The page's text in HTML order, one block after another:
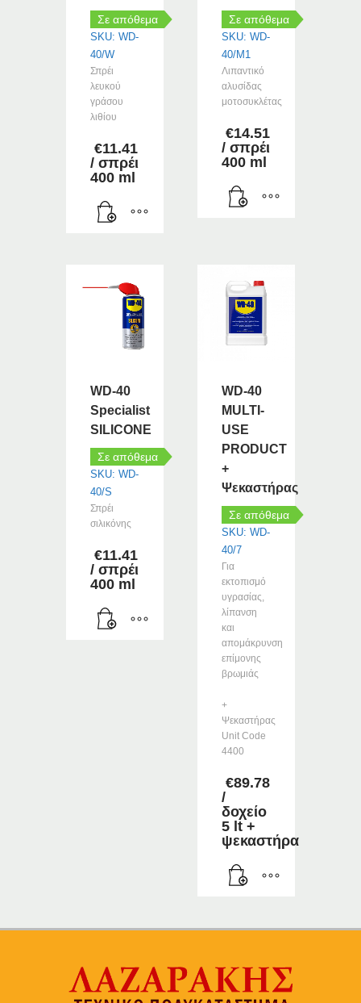
Σε απόθεμα
SKU: WD-
40/W
Σπρέι
λευκού
γράσου
λιθίου
€11.41
/ σπρέι
400 ml
Σε απόθεμα
SKU: WD-
40/M1
Λιπαντικό
αλυσίδας
μοτοσυκλέτας
€14.51
/ σπρέι
400 ml
WD-40
Specialist
SILICONE
Σε απόθεμα
SKU: WD-
40/S
Σπρέι
σιλικόνης
€11.41
/ σπρέι
400 ml
WD-40
MULTI-
USE
PRODUCT
+
Ψεκαστήρας
Σε απόθεμα
SKU: WD-
40/7
Για
εκτοπισμό
υγρασίας,
λίπανση
και
απομάκρυνση
επίμονης
βρωμιάς
+
Ψεκαστήρας
Unit Code
4400
€89.78
/
δοχείο
5 lt +
ψεκαστήρα